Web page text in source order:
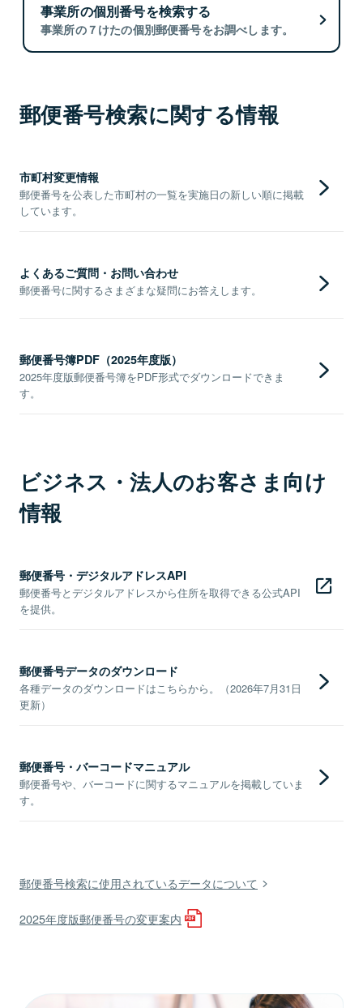
事業所の個別番号を検索する
事業所の７けたの個別郵便番号をお調べします。
郵便番号検索に関する情報
市町村変更情報
郵便番号を公表した市町村の一覧を実施日の新しい順に掲載
しています。
よくあるご質問・お問い合わせ
郵便番号に関するさまざまな疑問にお答えします。
郵便番号簿PDF（2025年度版）
2025年度版郵便番号簿をPDF形式でダウンロードできま
す。
ビジネス・法人のお客さま向け
情報
郵便番号・デジタルアドレスAPI
郵便番号とデジタルアドレスから住所を取得できる公式API
を提供。
郵便番号データのダウンロード
各種データのダウンロードはこちらから。（2026年7月31日
更新）
郵便番号・バーコードマニュアル
郵便番号や、バーコードに関するマニュアルを掲載していま
す。
郵便番号検索に使用されているデータについて
2025年度版郵便番号の変更案内